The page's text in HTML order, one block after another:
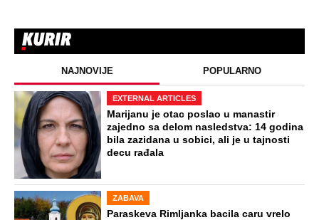
NAJNOVIJE POPULARNO
EXTERNAL ARTICLES
Marijanu je otac poslao u manastir
zajedno sa delom nasledstva: 14 godina
bila zazidana u sobici, ali je u tajnosti
decu rađala
ZABAVA
Paraskeva Rimljanka bacila caru vrelo